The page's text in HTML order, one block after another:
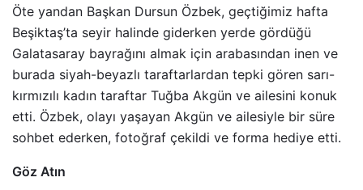
Öte yandan Başkan Dursun Özbek, geçtiğimiz hafta
Beşiktaş’ta seyir halinde giderken yerde gördüğü
Galatasaray bayrağını almak için arabasından inen ve
burada siyah-beyazlı taraftarlardan tepki gören sarı-
kırmızılı kadın taraftar Tuğba Akgün ve ailesini konuk
etti. Özbek, olayı yaşayan Akgün ve ailesiyle bir süre
sohbet ederken, fotoğraf çekildi ve forma hediye etti.
Göz Atın